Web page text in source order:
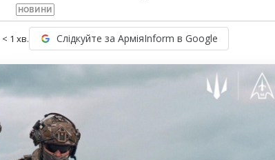
НОВИНИ
< 1 хв. Слідкуйте за АрміяInform в Google